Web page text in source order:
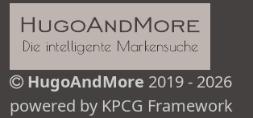
HugoAndMore 2019 - 2026
powered by KPCG Framework